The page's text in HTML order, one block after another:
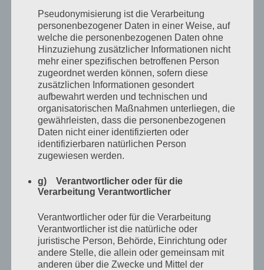
Keller ging – ich rannte immer, weil ich immer zu spät
dran war – abends, wenn ich mit unserem fetten Dackel
Rödel – eigentlich Rolf – nochmal vor die Tür musste
und er aus dem Keller kam und dazwischen, wenn Mutti
mich in den Keller schickte, um Eingemachtes oder
Kartoffeln hoch zu holen. Dann saß er meinstens in
seinem Kellerverschlag, den Rücken zu den
vernagelten Sperrholzbrettern, die eine Tür miemten,
aber den Keller eher aussehen ließen, wie einen
überirdischgroßen Karnickelstall, und machte einen
beschäftigten Eindruck.
Er nickte bei jeder Begegnung immer ausdruckslos,
sagte aber nie etwas. Selbst im Keller, schielte er über
seine linke Schulter hinweg durch die Sperrholzbretter,
Pseudonymisierung ist die Verarbeitung
personenbezogener Daten in einer Weise, auf
welche die personenbezogenen Daten ohne
Hinzuziehung zusätzlicher Informationen nicht
mehr einer spezifischen betroffenen Person
zugeordnet werden können, sofern diese
zusätzlichen Informationen gesondert
aufbewahrt werden und technischen und
organisatorischen Maßnahmen unterliegen, die
gewährleisten, dass die personenbezogenen
Daten nicht einer identifizierten oder
identifizierbaren natürlichen Person
zugewiesen werden.
g) Verantwortlicher oder für die
Verarbeitung Verantwortlicher
Verantwortlicher oder für die Verarbeitung
Verantwortlicher ist die natürliche oder
juristische Person, Behörde, Einrichtung oder
andere Stelle, die allein oder gemeinsam mit
anderen über die Zwecke und Mittel der